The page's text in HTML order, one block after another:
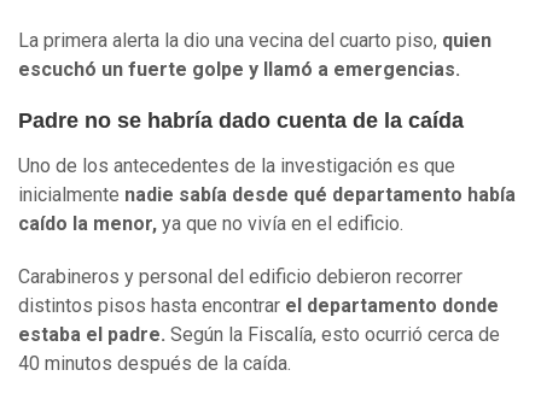
La primera alerta la dio una vecina del cuarto piso, quien
escuchó un fuerte golpe y llamó a emergencias.
Padre no se habría dado cuenta de la caída
Uno de los antecedentes de la investigación es que
inicialmente nadie sabía desde qué departamento había
caído la menor, ya que no vivía en el edificio.
Carabineros y personal del edificio debieron recorrer
distintos pisos hasta encontrar el departamento donde
estaba el padre. Según la Fiscalía, esto ocurrió cerca de
40 minutos después de la caída.